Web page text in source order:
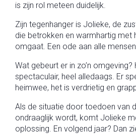
is zijn rol meteen duidelijk.
Zijn tegenhanger is Jolieke, de
die betrokken en warmhartig met
omgaat. Een ode aan alle
Wat gebeurt er in zo’n omgeving?
spectaculair, heel alledaags. Er
heimwee, het is verdrietig en
Als de situatie door toedoen van
ondraaglijk wordt, komt Jolieke
oplossing. En volgend jaar? Dan